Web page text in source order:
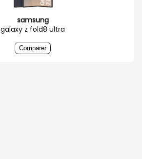
samsung
galaxy z fold8 ultra
Comparer